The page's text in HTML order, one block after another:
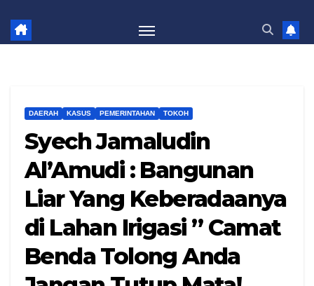
DAERAH KASUS PEMERINTAHAN TOKOH
Syech Jamaludin
Al’Amudi : Bangunan
Liar Yang Keberadaanya
di Lahan Irigasi ” Camat
Benda Tolong Anda